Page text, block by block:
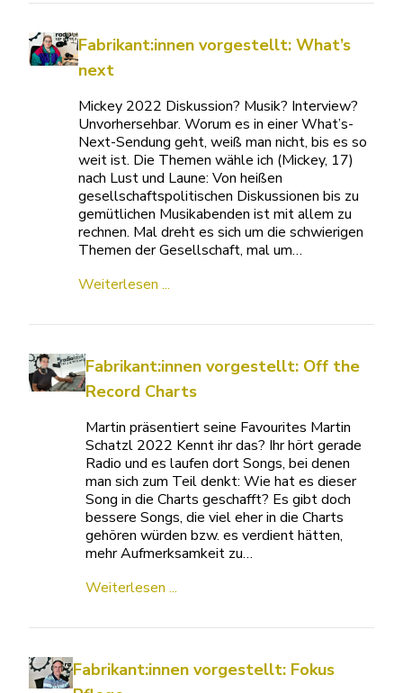
Fabrikant:innen vorgestellt: What’s
next
Mickey 2022 Diskussion? Musik? Interview?
Unvorhersehbar. Worum es in einer What’s-
Next-Sendung geht, weiß man nicht, bis es so
weit ist. Die Themen wähle ich (Mickey, 17)
nach Lust und Laune: Von heißen
gesellschaftspolitischen Diskussionen bis zu
gemütlichen Musikabenden ist mit allem zu
rechnen. Mal dreht es sich um die schwierigen
Themen der Gesellschaft, mal um…
Weiterlesen ...
Fabrikant:innen vorgestellt: Off the
Record Charts
Martin präsentiert seine Favourites Martin
Schatzl 2022 Kennt ihr das? Ihr hört gerade
Radio und es laufen dort Songs, bei denen
man sich zum Teil denkt: Wie hat es dieser
Song in die Charts geschafft? Es gibt doch
bessere Songs, die viel eher in die Charts
gehören würden bzw. es verdient hätten,
mehr Aufmerksamkeit zu…
Weiterlesen ...
Fabrikant:innen vorgestellt: Fokus